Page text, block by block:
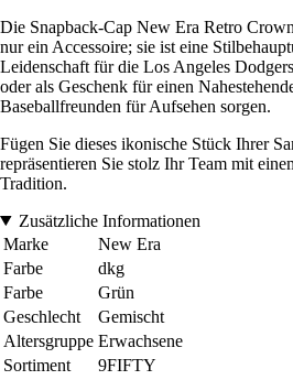
Die Snapback-Cap New Era Retro
nur ein Accessoire; sie ist eine
Leidenschaft für die Los Angeles
oder als Geschenk für einen
Baseballfreunden für Aufsehen sorgen.
Fügen Sie dieses ikonische Stück Ihrer
repräsentieren Sie stolz Ihr Team mit
Tradition.
Zusätzliche Informationen
Marke
New Era
Farbe
dkg
Farbe
Grün
Geschlecht
Gemischt
Altersgruppe Erwachsene
Sortiment
9FIFTY